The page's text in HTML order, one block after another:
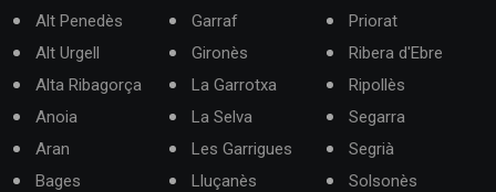
Alt Penedès
Alt Urgell
Alta Ribagorça
Anoia
Aran
Bages
Garraf
Gironès
La Garrotxa
La Selva
Les Garrigues
Lluçanès
Priorat
Ribera d'Ebre
Ripollès
Segarra
Segrià
Solsonès